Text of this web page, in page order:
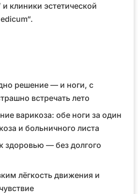
и клиники эстетической
.
решение — и ноги, с
встречать лето
варикоза: обе ноги за один
и больничного листа
здоровью — без долгого
лёгкость движения и